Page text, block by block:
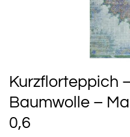
Kurzflorteppich
Baumwolle –
0,6